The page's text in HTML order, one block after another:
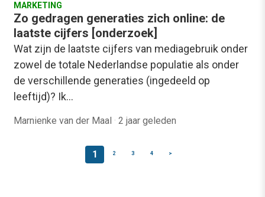
MARKETING
Zo gedragen generaties zich online: de
laatste cijfers [onderzoek]
Wat zijn de laatste cijfers van mediagebruik onder
zowel de totale Nederlandse populatie als onder
de verschillende generaties (ingedeeld op
leeftijd)? Ik…
Marnienke van der Maal · 2 jaar geleden
1 2 3 4 >